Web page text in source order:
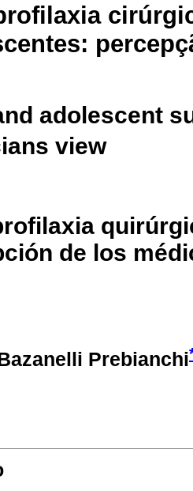
adolescent
view
de los
Prebianchi